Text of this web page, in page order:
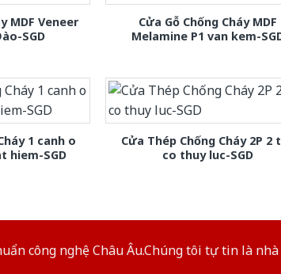
MDF Veneer
SGD
Cửa Gỗ Chống Cháy MDF
Melamine P1 van kem-
1 canh o
hiem-SGD
Cửa Thép Chống Cháy 2P 2
co thuy luc-SGD
công nghệ Châu Âu.Chúng tôi tự tin là